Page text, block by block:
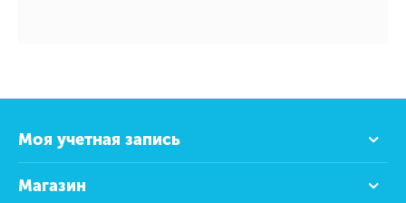
Моя учетная запись
Магазин